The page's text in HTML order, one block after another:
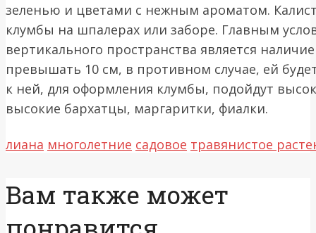
зеленью и цветами с нежным ароматом.
клумбы на шпалерах или заборе. Главным
вертикального пространства является
превышать 10 см, в противном случае, ей
к ней, для оформления клумбы, подойдут
высокие бархатцы, маргаритки, фиалки.
лиана многолетние садовое травянистое
Вам также может